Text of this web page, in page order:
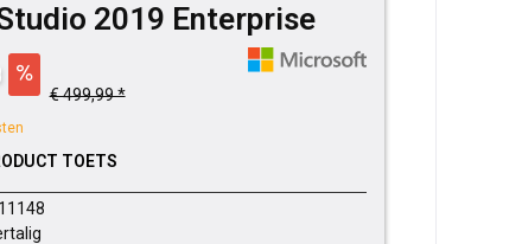
2019 Enterprise
€ 499,99 *
TOETS